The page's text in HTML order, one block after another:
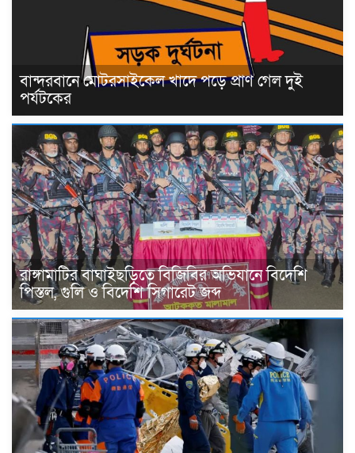
বান্দরবানে মোটরসাইকেল খাদে পড়ে প্রাণ গেল দুই
পর্যটকের
রাঙ্গামাটির বাঘাইছড়িতে বিজিবির অভিযানে বিদেশি
পিস্তল, গুলি ও বিদেশি সিগারেট জব্দ